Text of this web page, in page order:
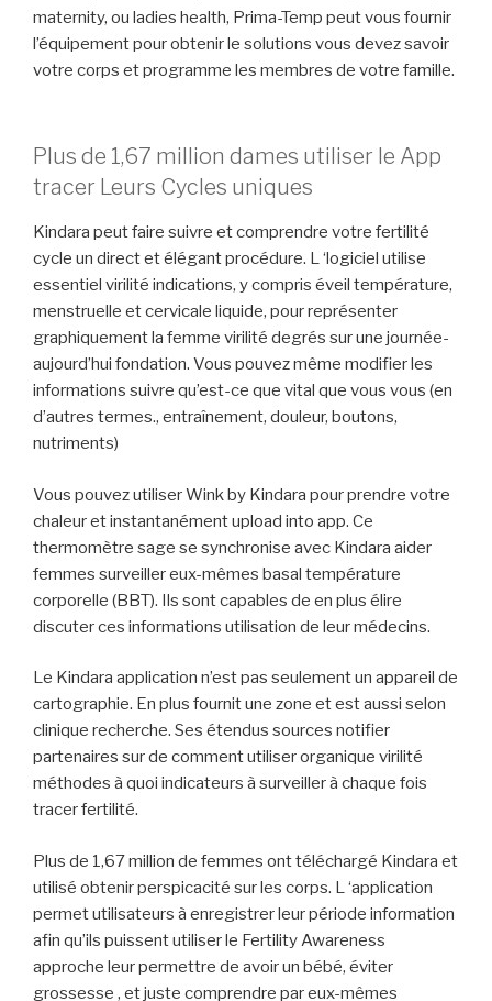
maternity, ou ladies health, Prima-Temp peut vous fournir
l’équipement pour obtenir le solutions vous devez savoir
votre corps et programme les membres de votre famille.
Plus de 1,67 million dames utiliser le App
tracer Leurs Cycles uniques
Kindara peut faire suivre et comprendre votre fertilité
cycle un direct et élégant procédure. L ‘logiciel utilise
essentiel virilité indications, y compris éveil température,
menstruelle et cervicale liquide, pour représenter
graphiquement la femme virilité degrés sur une journée-
aujourd’hui fondation. Vous pouvez même modifier les
informations suivre qu’est-ce que vital que vous vous (en
d’autres termes., entraînement, douleur, boutons,
nutriments)
Vous pouvez utiliser Wink by Kindara pour prendre votre
chaleur et instantanément upload into app. Ce
thermomètre sage se synchronise avec Kindara aider
femmes surveiller eux-mêmes basal température
corporelle (BBT). Ils sont capables de en plus élire
discuter ces informations utilisation de leur médecins.
Le Kindara application n’est pas seulement un appareil de
cartographie. En plus fournit une zone et est aussi selon
clinique recherche. Ses étendus sources notifier
partenaires sur de comment utiliser organique virilité
méthodes à quoi indicateurs à surveiller à chaque fois
tracer fertilité.
Plus de 1,67 million de femmes ont téléchargé Kindara et
utilisé obtenir perspicacité sur les corps. L ‘application
permet utilisateurs à enregistrer leur période information
afin qu’ils puissent utiliser le Fertility Awareness
approche leur permettre de avoir un bébé, éviter
grossesse , et juste comprendre par eux-mêmes